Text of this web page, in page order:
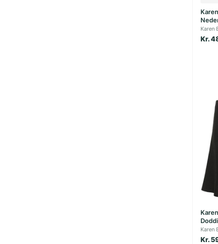
Karen
Kr.
Karen
Kr.